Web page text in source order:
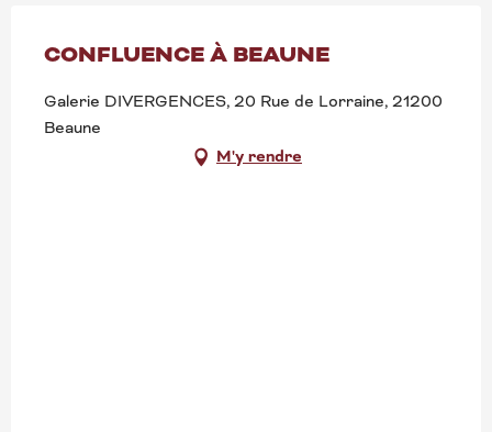
CONFLUENCE À BEAUNE
Galerie DIVERGENCES, 20 Rue de Lorraine, 21200
Beaune
M'y rendre